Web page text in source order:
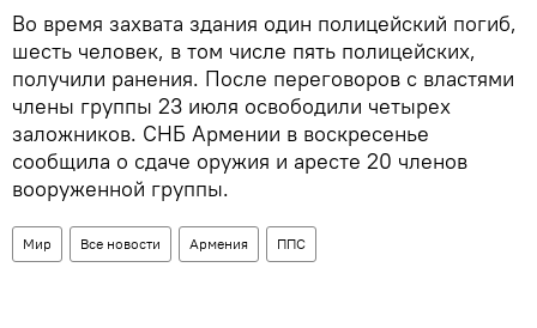
Во время захвата здания один полицейский погиб,
шесть человек, в том числе пять полицейских,
получили ранения. После переговоров с властями
члены группы 23 июля освободили четырех
заложников. СНБ Армении в воскресенье
сообщила о сдаче оружия и аресте 20 членов
вооруженной группы.
Мир Все новости Армения ППС